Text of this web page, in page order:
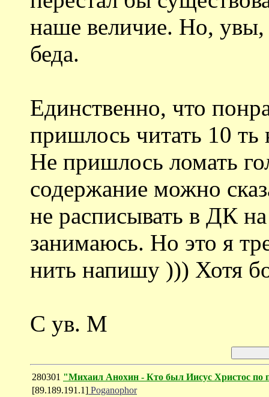
наше величие. Но,
беда.
Единственно, что
пришлось читать 10 ть
Не пришлось ломать
содержание можно
не расписывать в ДК
занимаюсь. Но это я
нить напишу ))) Хотя
С ув. М
280301 "Михаил Анохин - Кто был Иисус Христос по
[89.189.191.1] Poganophor